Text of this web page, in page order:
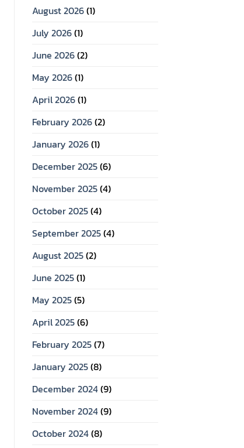
August 2026(1)
July 2026(1)
June 2026(2)
May 2026(1)
April 2026(1)
February 2026(2)
January 2026(1)
December 2025(6)
November 2025(4)
October 2025(4)
September 2025(4)
August 2025(2)
June 2025(1)
May 2025(5)
April 2025(6)
February 2025(7)
January 2025(8)
December 2024(9)
November 2024(9)
October 2024(8)